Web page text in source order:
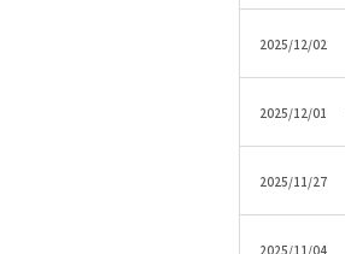
2025/12/02
2025/12/01
2025/11/27
2025/11/04